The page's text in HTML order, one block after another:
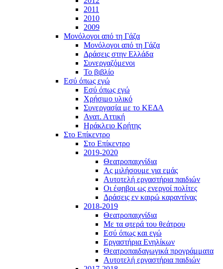
2011
2010
2009
Μονόλογοι από τη Γάζα
Μονόλογοι από τη Γάζα
Δράσεις στην Ελλάδα
Συνεργαζόμενοι
To βιβλίο
Εσύ όπως εγώ
Εσύ όπως εγώ
Χρήσιμο υλικό
Συνεργασία με το ΚΕΔΑ
Ανατ. Αττική
Ηράκλειο Κρήτης
Στο Επίκεντρο
Στο Επίκεντρο
2019-2020
Θεατροπαιχνίδια
Ας μιλήσουμε για εμάς
Αυτοτελή εργαστήρια παιδιών
Οι έφηβοι ως ενεργοί πολίτες
Δράσεις εν καιρώ καραντίνας
2018-2019
Θεατροπαιχνίδια
Με τα φτερά του θεάτρου
Εσύ όπως και εγώ
Εργαστήρια Ενηλίκων
Θεατροπαιδαγωγικά προγράμματα
Αυτοτελή εργαστήρια παιδιών